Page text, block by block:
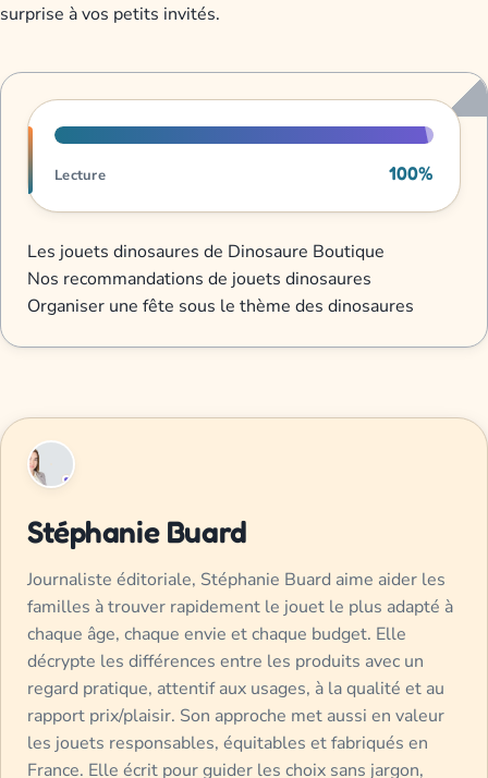
surprise à vos petits invités.
Progression de lecture
Lecture 100%
Les jouets dinosaures de Dinosaure Boutique
Nos recommandations de jouets dinosaures
Organiser une fête sous le thème des dinosaures
Stéphanie Buard
Journaliste éditoriale, Stéphanie Buard aime aider les
familles à trouver rapidement le jouet le plus adapté à
chaque âge, chaque envie et chaque budget. Elle
décrypte les différences entre les produits avec un
regard pratique, attentif aux usages, à la qualité et au
rapport prix/plaisir. Son approche met aussi en valeur
les jouets responsables, équitables et fabriqués en
France. Elle écrit pour guider les choix sans jargon,